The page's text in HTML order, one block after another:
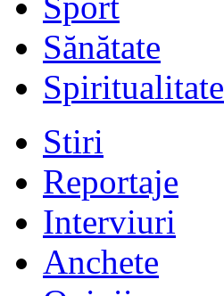
Sănătate
Spiritualitate
Stiri
Reportaje
Interviuri
Anchete